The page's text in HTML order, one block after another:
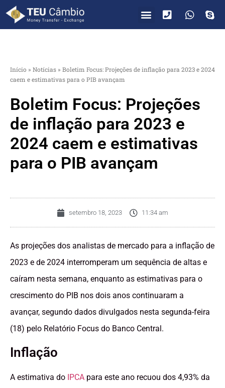
Início » Notícias » Boletim Focus: Projeções de inflação para 2023 e 2024
caem e estimativas para o PIB avançam
Boletim Focus: Projeções
de inflação para 2023 e
2024 caem e estimativas
para o PIB avançam
setembro 18, 2023 11:34 am
As projeções dos analistas de mercado para a inflação de
2023 e de 2024 interromperam um sequência de altas e
caíram nesta semana, enquanto as estimativas para o
crescimento do PIB nos dois anos continuaram a
avançar, segundo dados divulgados nesta segunda-feira
(18) pelo Relatório Focus do Banco Central.
Inflação
A estimativa do IPCA para este ano recuou dos 4,93% da